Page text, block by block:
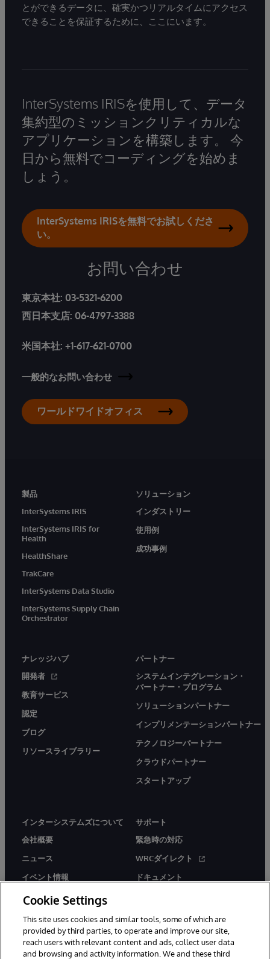
とができるデータに、確実かつリアルタイムにアクセス
できることを保証するために、ここにいます。
InterSystems IRISを使用して、データ
集約型のミッションクリティカルな
アプリケーションを構築します。 今
日から無料でコーディングを始めま
しょう。
InterSystems IRISを無料でお試しくださ
い。
お問い合わせ
東京本社: 03-5321-6200
西日本支店: 06-4797-3388
米国本社: +1-617-621-0700
一般的なお問い合わせ
ワールドワイドオフィス
製品
InterSystems IRIS
InterSystems IRIS for
Health
HealthShare
TrakCare
InterSystems Data Studio
InterSystems Supply Chain
Orchestrator
ソリューション
インダストリー
使用例
成功事例
ナレッジハブ
開発者
教育サービス
認定
ブログ
リソースライブラリー
パートナー
システムインテグレーション・
パートナー・プログラム
ソリューションパートナー
インプリメンテーションパートナー
テクノロジーパートナー
クラウドパートナー
スタートアップ
インターシステムズについて
会社概要
ニュース
イベント情報
採用情報
サポート
緊急時の対応
WRCダイレクト
ドキュメント
Cookie Settings
This site uses cookies and similar tools, some of which are
provided by third parties, to operate and improve our site,
reach users with relevant content and ads, collect user data
and browsing and activity information. We and these third